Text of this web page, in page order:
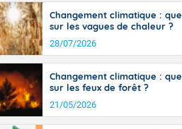
Changement climatique :
sur les vagues de chaleur ?
28/07/2026
Changement climatique :
sur les feux de forêt ?
21/05/2026